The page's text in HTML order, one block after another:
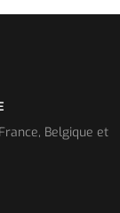
Belgique et